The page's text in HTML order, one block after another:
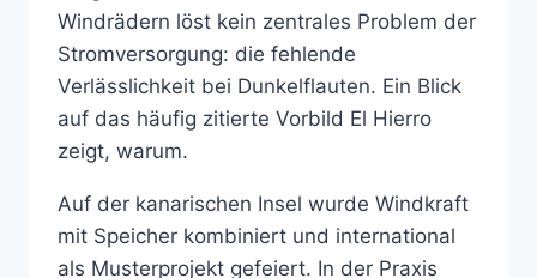
Windrädern löst kein zentrales Problem der
Stromversorgung: die fehlende
Verlässlichkeit bei Dunkelflauten. Ein Blick
auf das häufig zitierte Vorbild El Hierro
zeigt, warum.
Auf der kanarischen Insel wurde Windkraft
mit Speicher kombiniert und international
als Musterprojekt gefeiert. In der Praxis